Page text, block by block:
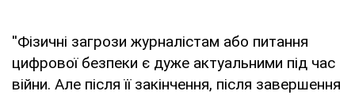
''Фізичні загрози журналістам або питання
цифрової безпеки є дуже актуальними під час
війни. Але після її закінчення, після завершення